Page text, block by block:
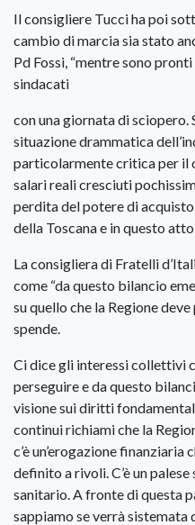
Il consigliere Tucci ha poi
cambio di marcia sia stato
Pd Fossi, “mentre sono
sindacati
con una giornata di sciopero.
situazione drammatica
particolarmente critica per il
salari reali cresciuti
perdita del potere di
della Toscana e in questo atto
La consigliera di Fratelli
come “da questo bilancio
su quello che la Regione
spende.
Ci dice gli interessi collettivi
perseguire e da questo
visione sui diritti
continui richiami che la
c’è un’erogazione finanziaria
definito a rivoli. C’è un
sanitario. A fronte di questa
sappiamo se verrà sistemata